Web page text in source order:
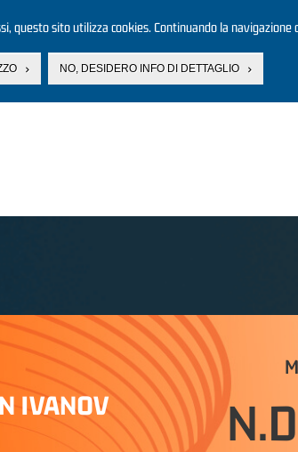
questo sito utilizza cookies. Continuando la navigazione
NO, DESIDERO INFO DI DETTAGLIO
IVANOV
N.D